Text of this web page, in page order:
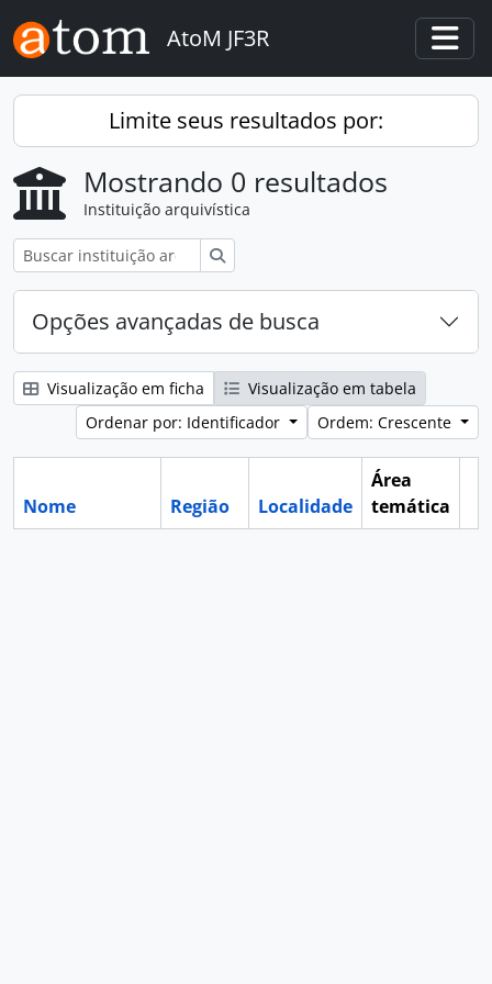
Skip to main content
AtoM JF3R
Limite seus resultados por:
Mostrando 0 resultados
Instituição arquivística
Opções avançadas de busca
Visualização em ficha
Visualização em tabela
Ordenar por: Identificador
Ordem: Crescente
Nome Região Localidade
Área
temática